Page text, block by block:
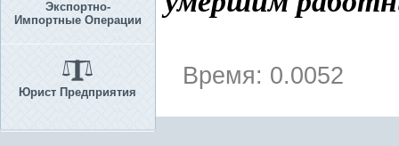
Экспортно-
Импортные Операции
Юрист Предприятия
Время: 0.0052